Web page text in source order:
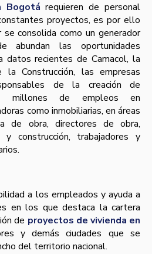
Bogotá requieren de personal
proyectos, es por ello
consolida como un generador
abundan las oportunidades
datos recientes de Camacol, la
la Construcción, las empresas
de la creación de
millones de empleos en
como inmobiliarias, en áreas
de obra, directores de obra,
construcción, trabajadores y
a los empleados y ayuda a
en los que destaca la cartera
de proyectos de vivienda en
y demás ciudades que se
del territorio nacional.